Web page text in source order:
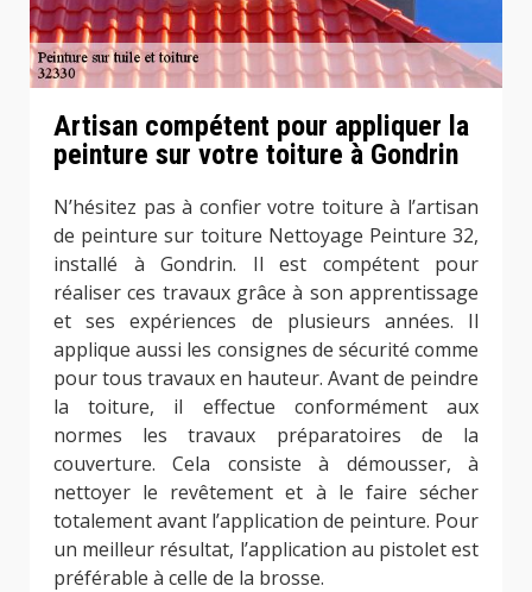
Artisan compétent pour appliquer la
peinture sur votre toiture à Gondrin
N’hésitez pas à confier votre toiture à l’artisan
de peinture sur toiture Nettoyage Peinture 32,
installé à Gondrin. Il est compétent pour
réaliser ces travaux grâce à son apprentissage
et ses expériences de plusieurs années. Il
applique aussi les consignes de sécurité comme
pour tous travaux en hauteur. Avant de peindre
la toiture, il effectue conformément aux
normes les travaux préparatoires de la
couverture. Cela consiste à démousser, à
nettoyer le revêtement et à le faire sécher
totalement avant l’application de peinture. Pour
un meilleur résultat, l’application au pistolet est
préférable à celle de la brosse.